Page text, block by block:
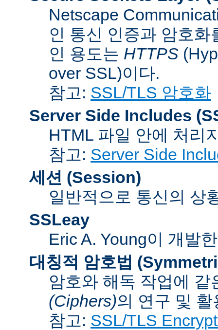
Netscape
인 통신 인증과 암호
인 용도는 HTTPS
over SSL)이다.
참고: SSL/TLS 암호화
Server Side Includes
HTML 파일 안에 처리
참고: Server Side
세션 (Session)
일반적으로 통신의 상
SSLeay
Eric A. Young이 개발
대칭적 암호법
암호와 해독 작업에
(Ciphers)의 연구 및 활
참고: SSL/TLS